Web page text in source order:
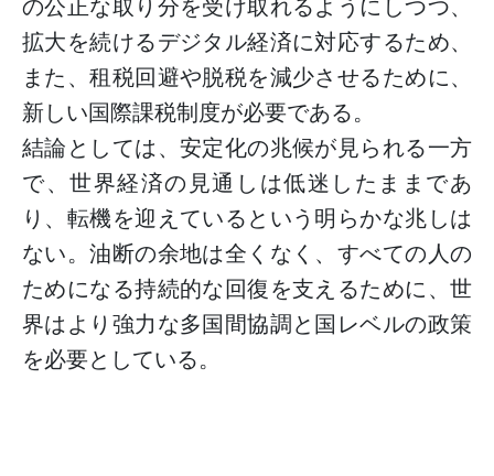
の公正な取り分を受け取れるようにしつつ、
拡大を続けるデジタル経済に対応するため、
また、租税回避や脱税を減少させるために、
新しい国際課税制度が必要である。
結論としては、安定化の兆候が見られる一方
で、世界経済の見通しは低迷したままであ
り、転機を迎えているという明らかな兆しは
ない。油断の余地は全くなく、すべての人の
ためになる持続的な回復を支えるために、世
界はより強力な多国間協調と国レベルの政策
を必要としている。